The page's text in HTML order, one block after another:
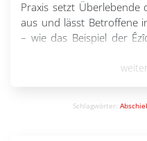
Praxis setzt Überlebende
aus und lässt Betroffene
– wie das Beispiel der
Schlagwörter: